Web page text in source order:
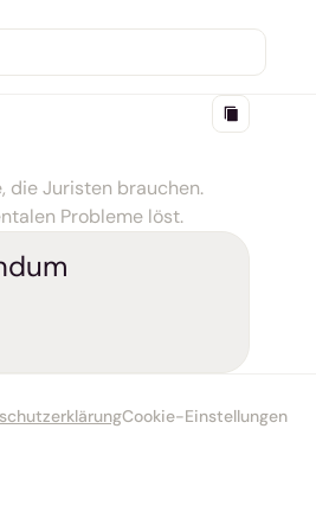
die Juristen brauchen.
Probleme löst.
Cookie-Einstellungen